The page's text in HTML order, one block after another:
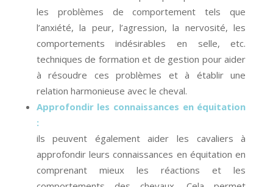
les problèmes de comportement tels que
l’anxiété, la peur, l’agression, la nervosité, les
comportements indésirables en selle, etc.
techniques de formation et de gestion pour aider
à résoudre ces problèmes et à établir une
relation harmonieuse avec le cheval.
Approfondir les connaissances en équitation
:
ils peuvent également aider les cavaliers à
approfondir leurs connaissances en équitation en
comprenant mieux les réactions et les